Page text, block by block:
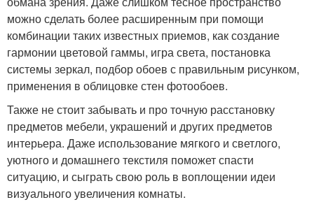
можно сделать более расширенным при помощи
комбинации таких известных приемов, как создание
гармонии цветовой гаммы, игра света, постановка
системы зеркал, подбор обоев с правильным рисунком,
применения в облицовке стен фотообоев.
Также не стоит забывать и про точную расстановку
предметов мебели, украшений и других предметов
интерьера. Даже использование мягкого и светлого,
уютного и домашнего текстиля поможет спасти
ситуацию, и сыграть свою роль в воплощении идеи
визуального увеличения комнаты.